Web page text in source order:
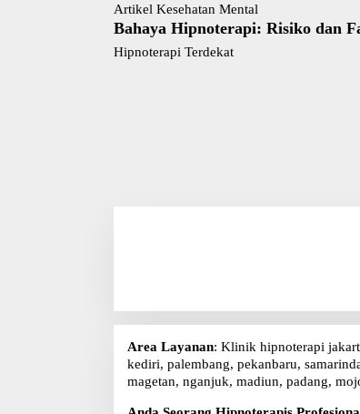
Artikel Kesehatan Mental
Bahaya Hipnoterapi: Risiko dan
Hipnoterapi Terdekat
Area Layanan: Klinik hipnoterapi
kediri, palembang, pekanbaru,
magetan, nganjuk, madiun, padang,